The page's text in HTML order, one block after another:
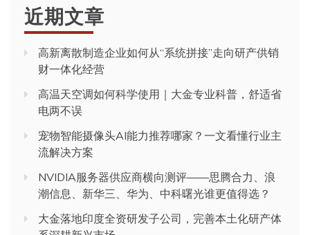
近期文章
高新离散制造企业如何从“系统拼接”走向研产供销
财一体化经营
高温天空调如何科学使用｜大金专业科普，舒适省
电两不误
宠物智能摄像头AI能力推荐哪家？一文看懂行业主
流解决方案
NVIDIA服务器供应商横向测评——思腾合力、浪
潮信息、新华三、华为、中科曙光谁更值得选？
大金落地印度全资研发子公司，完善本土化研产体